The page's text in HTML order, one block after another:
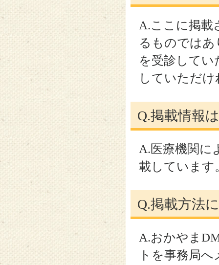
A.ここに掲載
るものでは
を受診して
していただ
Q.掲載情報
A.医療機関に
載しています
Q.掲載方法
A.おかやま
トを事務局